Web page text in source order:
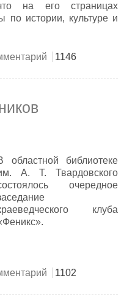
на его страницах
по истории, культуре и
для каждого
1146
областной библиотеке
А. Т. Твардовского
очередное
клуба
продолжает
1102